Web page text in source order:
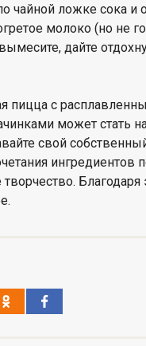
чайной ложке сока
молоко (но не
дайте
пицца с
может стать
свой
ингредиентов
творчество.